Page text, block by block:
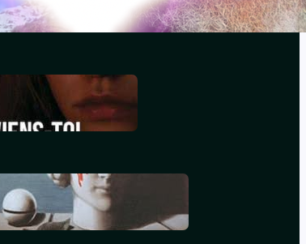
décembre 29, 2025
Souviens-toi, Sydney
décembre 29, 2025
Le génocide vendéen
juillet 7, 2025